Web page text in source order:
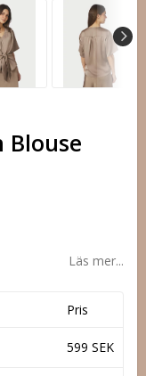
Blouse
Läs mer...
Pris
599 SEK